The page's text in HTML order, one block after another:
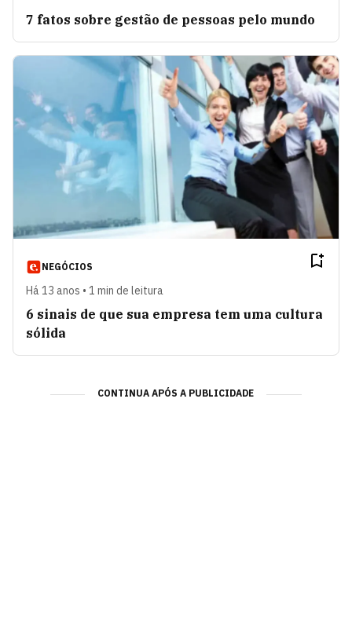
7 fatos sobre gestão de pessoas pelo mundo
NEGÓCIOS
Há 13 anos • 1 min de leitura
6 sinais de que sua empresa tem uma cultura
sólida
CONTINUA APÓS A PUBLICIDADE